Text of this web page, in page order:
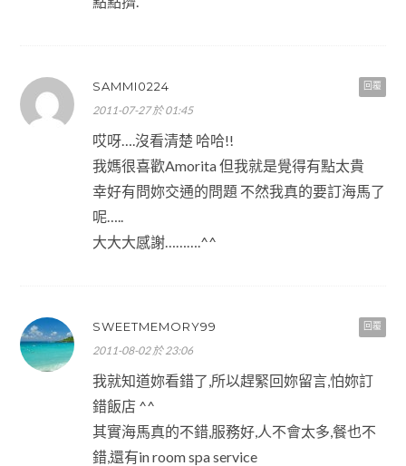
回覆
SAMMI0224
2011-07-27 於 01:45
哎呀….沒看清楚 哈哈!!
我媽很喜歡Amorita 但我就是覺得有點太貴
幸好有問妳交通的問題 不然我真的要訂海馬了
呢…..
大大大感謝……….^^
回覆
SWEETMEMORY99
2011-08-02 於 23:06
我就知道妳看錯了,所以趕緊回妳留言,怕妳訂
錯飯店 ^^
其實海馬真的不錯,服務好,人不會太多,餐也不
錯,還有in room spa service